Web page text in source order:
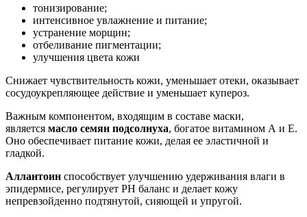
тонизирование;
интенсивное увлажнение и питание;
устранение морщин;
отбеливание пигментации;
улучшения цвета кожи
Снижает чувствительность кожи, уменьшает отеки, оказывает
сосудоукрепляющее действие и уменьшает купероз.
Важным компонентом, входящим в составе маски,
является масло семян подсолнуха, богатое витамином А и Е.
Оно обеспечивает питание кожи, делая ее эластичной и
гладкой.
Аллантоин способствует улучшению удерживания влаги в
эпидермисе, регулирует PH баланс и делает кожу
непревзойденно подтянутой, сияющей и упругой.